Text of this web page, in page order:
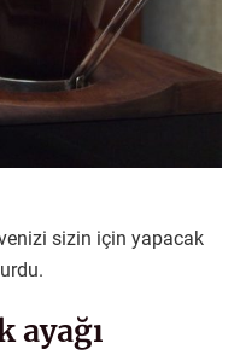
sizin için yapacak
ayağı